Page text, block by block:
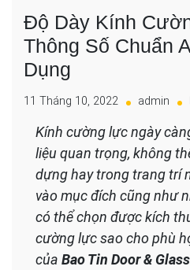
Độ Dày Kính
Thông Số Chuẩn
Dụng
11 Tháng 10, 2022 admin
Kính cường lực ngày
liệu quan trọng, không
dựng haytrongtrang trí
vào mục đích cũng như
có thể chọn được kích
cường lực sao cho phù
của Bao Tin Door & Glass